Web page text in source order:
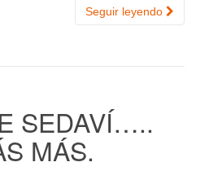
Seguir leyendo
SEDAVÍ…..
MÁS.